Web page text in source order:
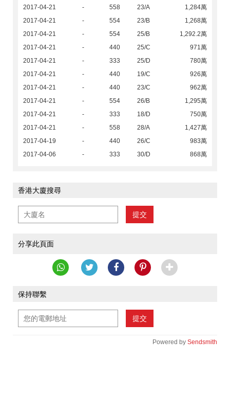
2017-04-21
- 558 23/A
1,284萬
2017-04-21
- 554 23/B
1,268萬
2017-04-21
- 554 25/B
1,292.2萬
2017-04-21
- 440 25/C
971萬
2017-04-21
- 333 25/D
780萬
2017-04-21
- 440 19/C
926萬
2017-04-21
- 440 23/C
962萬
2017-04-21
- 554 26/B
1,295萬
2017-04-21
- 333 18/D
750萬
2017-04-21
- 558 28/A
1,427萬
2017-04-19
- 440 26/C
983萬
2017-04-06
- 333 30/D 868萬
香港大廈搜尋
提交
分享此頁面
保持聯繫
提交
Powered by Sendsmith